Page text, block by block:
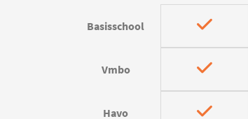
Basisschool
Vmbo
Havo